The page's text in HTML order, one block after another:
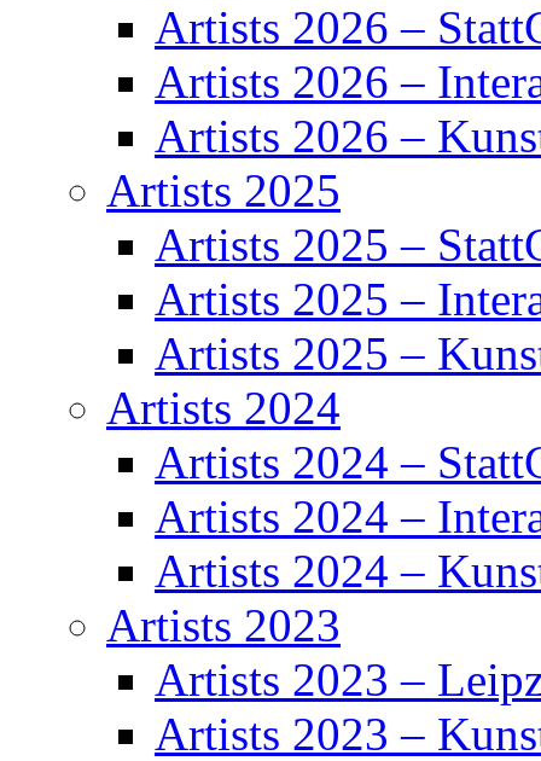
Artists 2026 –
Artists 2026 –
Artists 2026 –
Artists 2025
Artists 2025 –
Artists 2025 –
Artists 2025 –
Artists 2024
Artists 2024 –
Artists 2024 –
Artists 2024 –
Artists 2023
Artists 2023 –
Artists 2023 –